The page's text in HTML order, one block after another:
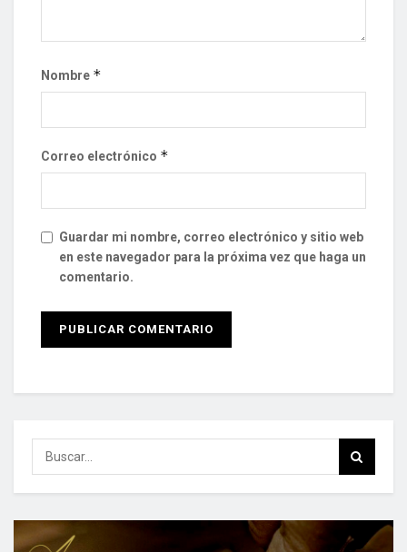
Nombre *
Correo electrónico *
Guardar mi nombre, correo electrónico y sitio web
en este navegador para la próxima vez que haga un
comentario.